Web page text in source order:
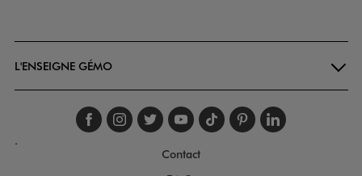
L'ENSEIGNE GÉMO
Suivez-nous sur
Suivez-nous sur
Suivez-nous sur
Suivez-nous
Suivez-nous
Suivez-
.
Contact